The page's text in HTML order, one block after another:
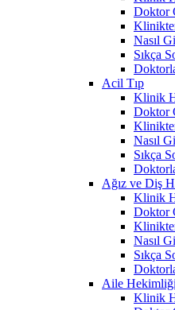
Doktor
Nasıl
Sıkça
Acil Tıp
Klinik
Doktor
Nasıl
Sıkça
Ağız ve Diş
Klinik
Doktor
Nasıl
Sıkça
Aile Hekimliği
Klinik